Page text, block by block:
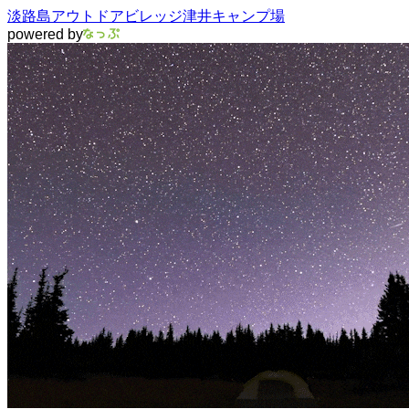
淡路島アウトドアビレッジ津井キャンプ場
powered by